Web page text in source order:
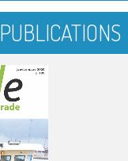
PUBLICATIONS